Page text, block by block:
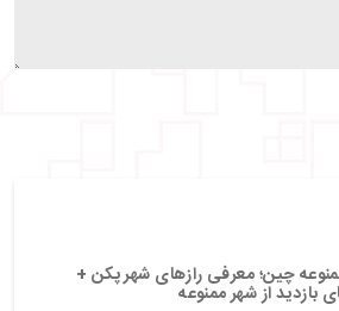
چین؛ معرفی رازهای شهر پکن +
بازدید از شهر ممنوعه